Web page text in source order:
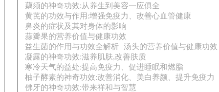
藕须的神奇功效:从养生到美容一应俱全
黄芪的功效与作用:增强免疫力、改善心血管健康
鼻炎的症状及其对身体的影响
蒜瓣果的营养价值与健康功效
益生菌的作用与功效全解析 汤头的营养价值与健康功效
凝露的神奇功效:滋养肌肤,改善肤质
寒冷天气的益处:提高免疫力、促进睡眠和燃脂
柚子酵素的神奇功效:改善消化、美白养颜、提升免疫力
佛牙的神奇功效:带来祥和与智慧